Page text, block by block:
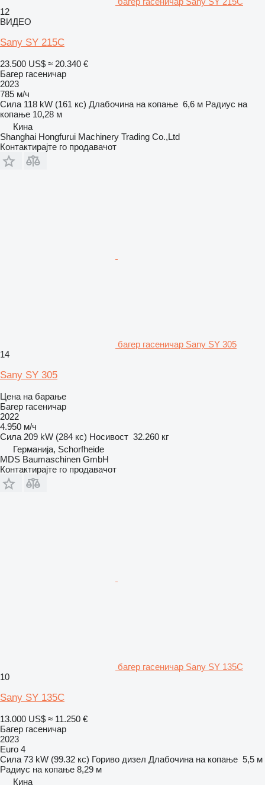
12
ВИДЕО
Sany SY 215C
23.500 US$ ≈ 20.340 €
Багер гасеничар
2023
785 м/ч
Сила 118 kW (161 кс) Длабочина на копање 6,6 м Радиус на
копање 10,28 м
Кина
Shanghai Hongfurui Machinery Trading Co.,Ltd
Контактирајте го продавачот
багер гасеничар Sany SY 305
14
Sany SY 305
Цена на барање
Багер гасеничар
2022
4.950 м/ч
Сила 209 kW (284 кс) Носивост 32.260 кг
Германија, Schorfheide
MDS Baumaschinen GmbH
Контактирајте го продавачот
багер гасеничар Sany SY 135C
10
Sany SY 135C
13.000 US$ ≈ 11.250 €
Багер гасеничар
2023
Euro 4
Сила 73 kW (99.32 кс) Гориво дизел Длабочина на копање 5,5 м
Радиус на копање 8,29 м
Кина